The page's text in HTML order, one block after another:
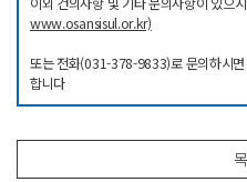
www.osansisul.or.kr)
또는 전화(031-378-9833)로 문의하시
합니다